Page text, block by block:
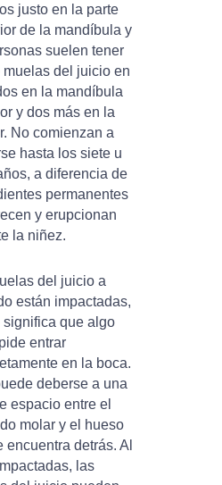
justo en la parte
de la mandíbula y
suelen tener
muelas del juicio en
en la mandíbula
y dos más en la
No comienzan a
hasta los siete u
a diferencia de
permanentes
y erupcionan
la niñez.
del juicio a
están impactadas,
significa que algo
entrar
en la boca.
deberse a una
espacio entre el
molar y el hueso
encuentra detrás. Al
las